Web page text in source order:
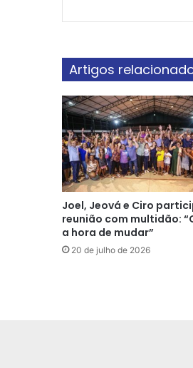
Artigos
Joel, Jeová e Ciro
reunião com multidão:
a hora de mudar”
20 de julho de 2026